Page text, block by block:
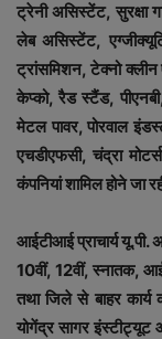
ट्रेनी असिस्टेंट, सुरक्षा
लेब असिस्टेंट,
ट्रांसमिशन, टेक्नो क्लीन
केप्को, रैड स्टैंड,
मेटल पावर, पोरवाल
एचडीएफसी, चंद्रा
कंपनियां शामिल होने जा
आईटीआई प्राचार्य यू.पी.
10वीं, 12वीं, स्नातक,
तथा जिले से बाहर
योगेंद्र सागर